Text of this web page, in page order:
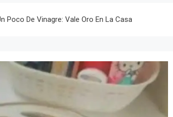
Poco De Vinagre: Vale Oro En La Casa